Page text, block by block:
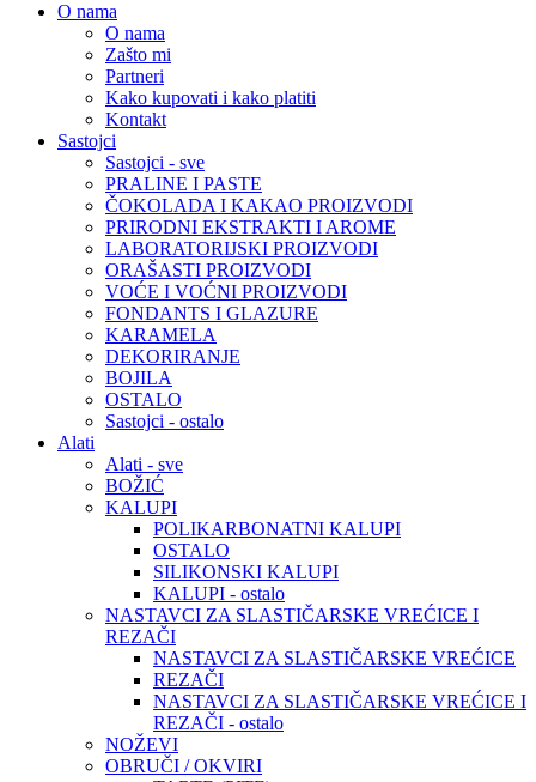
O nama
O nama
Zašto mi
Partneri
Kako kupovati i kako platiti
Kontakt
Sastojci
Sastojci - sve
PRALINE I PASTE
ČOKOLADA I KAKAO PROIZVODI
PRIRODNI EKSTRAKTI I AROME
LABORATORIJSKI PROIZVODI
ORAŠASTI PROIZVODI
VOĆE I VOĆNI PROIZVODI
FONDANTS I GLAZURE
KARAMELA
DEKORIRANJE
BOJILA
OSTALO
Sastojci - ostalo
Alati
Alati - sve
BOŽIĆ
KALUPI
POLIKARBONATNI KALUPI
OSTALO
SILIKONSKI KALUPI
KALUPI - ostalo
NASTAVCI ZA SLASTIČARSKE VREĆICE I
REZAČI
NASTAVCI ZA SLASTIČARSKE VREĆICE
REZAČI
NASTAVCI ZA SLASTIČARSKE VREĆICE I
REZAČI - ostalo
NOŽEVI
OBRUČI / OKVIRI